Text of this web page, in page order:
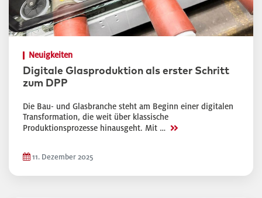
Neuigkeiten
Digitale Glasproduktion als erster Schritt
zum DPP
Die Bau- und Glasbranche steht am Beginn einer digitalen
Transformation, die weit über klassische
Produktionsprozesse hinausgeht. Mit … >>
11. Dezember 2025